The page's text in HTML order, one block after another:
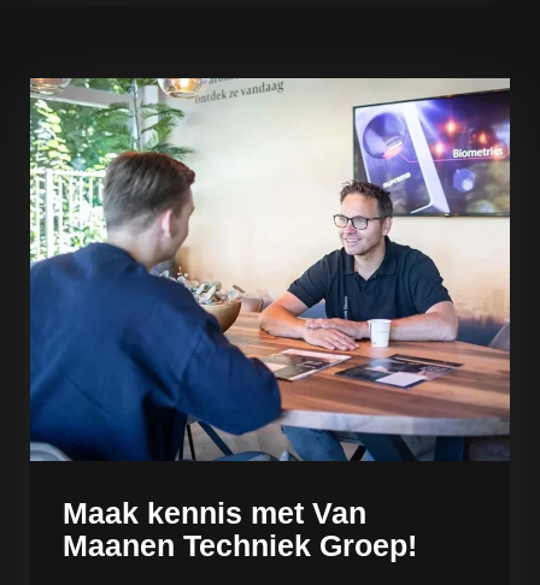
dat je altijd snel kunt reageren, terwijl updates en
onderhoud de veiligheid continu waarborgen.
Maak kennis met Van
Maanen Techniek Groep!